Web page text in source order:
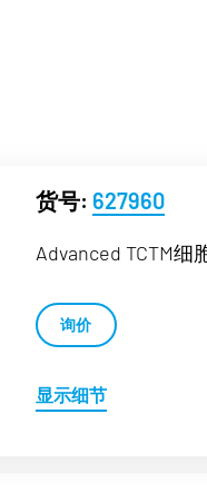
货号: 627960
Advanced TCTM细
询价
显示细节